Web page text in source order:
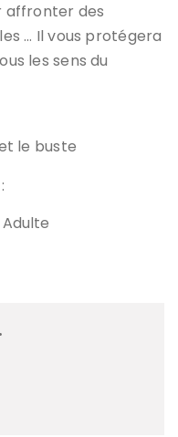
affronter des
… Il vous protégera
les sens du
le buste